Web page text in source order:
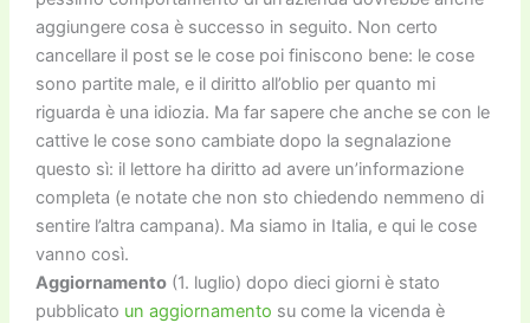
aggiungere cosa è successo in seguito. Non certo
cancellare il post se le cose poi finiscono bene: le cose
sono partite male, e il diritto all’oblio per quanto mi
riguarda è una idiozia. Ma far sapere che anche se con le
cattive le cose sono cambiate dopo la segnalazione
questo sì: il lettore ha diritto ad avere un’informazione
completa (e notate che non sto chiedendo nemmeno di
sentire l’altra campana). Ma siamo in Italia, e qui le cose
vanno così.
Aggiornamento(1. luglio) dopo dieci giorni è stato
pubblicato un aggiornamento su come la vicenda è